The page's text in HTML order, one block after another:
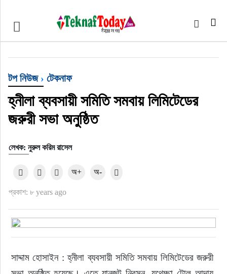
খেলাধুলা
বিনোদন
অর্থ-বানিজ্য
অন্যান্য
টপ নিউজ› টেকনাফ
হ্নীলা ব্যবসায়ী সমিতি সমবায় লিমিটেডের
জরুরী সভা অনুষ্ঠিত
লেখক: নুরুল করিম রাসেল
প্রকাশ: ৮ years ago
অ+ অ-
সাদ্দাম হোসাইন : হ্নীলা ব্যবসায়ী সমিতি সমবায় লিমিটেডের জরুরী